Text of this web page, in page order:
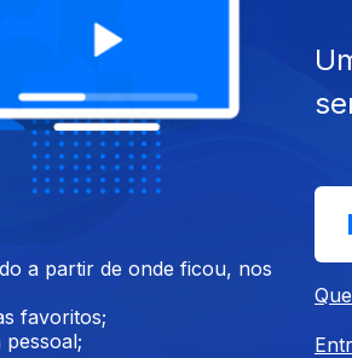
do nosso tempo.
eletrónica nos espaços da pop,
que inclui trabalhos criados para
o cinema.
a partir de onde ficou, nos
favoritos;
pessoal;